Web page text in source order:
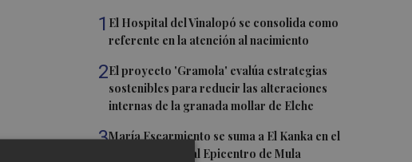
1 El Hospital del Vinalopó se consolida como
referente en la atención al nacimiento
2El proyecto 'Gramola' evalúa estrategias
sostenibles para reducir las alteraciones
internas de la granada mollar de Elche
3María Escarmiento se suma a El Kanka en el
cartel del festival Epicentro de Mula